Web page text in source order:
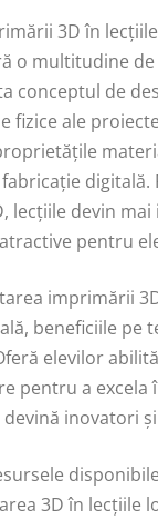
3D în
o multitudine de
conceptul de
fizice ale
lecțiile devin mai
pentru
imprimării
beneficiile pe
elevilor
pentru a excela
devină inovatori
3D în lecțiile